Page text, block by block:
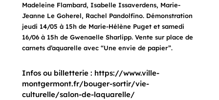
Madeleine Flambard, Isabelle Issaverdens, Marie-
Jeanne Le Goherel, Rachel Pandolfino. Démonstration
jeudi 14/05 à 15h de Marie-Hélène Puget et samedi
16/06 à 15h de Gwenaelle Sharlipp. Vente sur place de
carnets d’aquarelle avec “Une envie de papier”.
Infos ou billetterie : https://www.ville-
montgermont.fr/bouger-sortir/vie-
culturelle/salon-de-laquarelle/